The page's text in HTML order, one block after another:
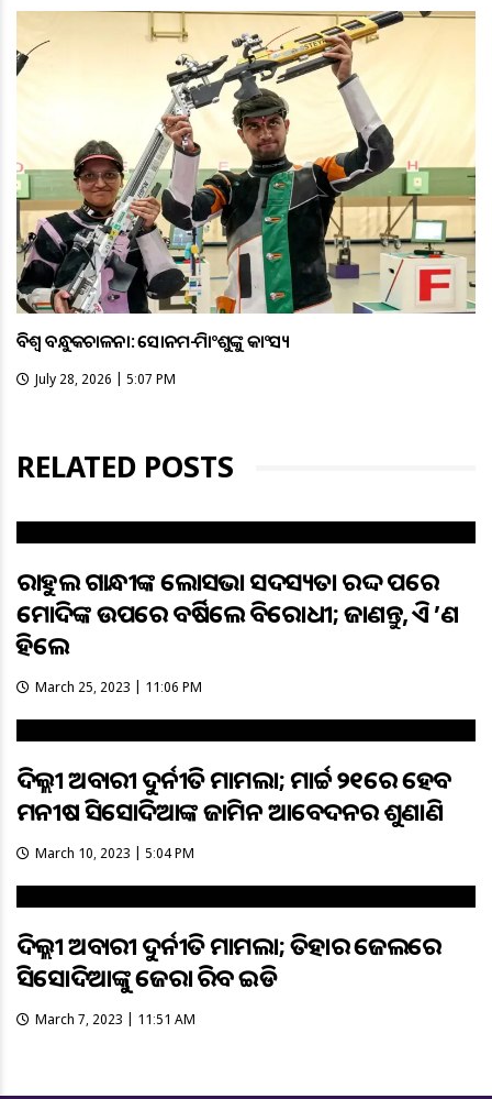
ବିଶ୍ବ ବନ୍ଧୁକଚାଳନା: ସୋନମ-ହିମାଂଶୁଙ୍କୁ କାଂସ୍ୟ
July 28, 2026 | 5:07 PM
RELATED POSTS
ରାହୁଲ ଗାନ୍ଧୀଙ୍କ ଲୋକସଭା ସଦସ୍ୟତା ରଦ୍ଦ ପରେ
ମୋଦିଙ୍କ ଉପରେ ବର୍ଷିଲେ ବିରୋଧୀ; ଜାଣନ୍ତୁ, କିଏ କ’ଣ
କହିଲେ
March 25, 2023 | 11:06 PM
ଦିଲ୍ଲୀ ଅବକାରୀ ଦୁର୍ନୀତି ମାମଲା; ମାର୍ଚ୍ଚ ୨୧ରେ ହେବ
ମନୀଷ ସିସୋଦିଆଙ୍କ ଜାମିନ ଆବେଦନର ଶୁଣାଣି
March 10, 2023 | 5:04 PM
ଦିଲ୍ଲୀ ଅବକାରୀ ଦୁର୍ନୀତି ମାମଲା; ତିହାର ଜେଲରେ
ସିସୋଦିଆଙ୍କୁ ଜେରା କରିବ ଇଡି
March 7, 2023 | 11:51 AM